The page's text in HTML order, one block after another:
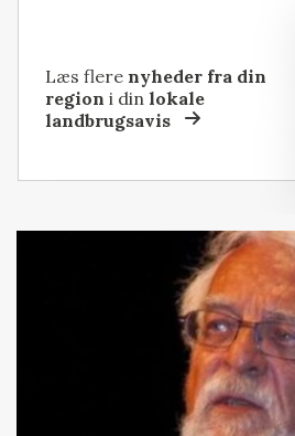
Læs flere nyheder fra din
region i dinlokale
landbrugsavis